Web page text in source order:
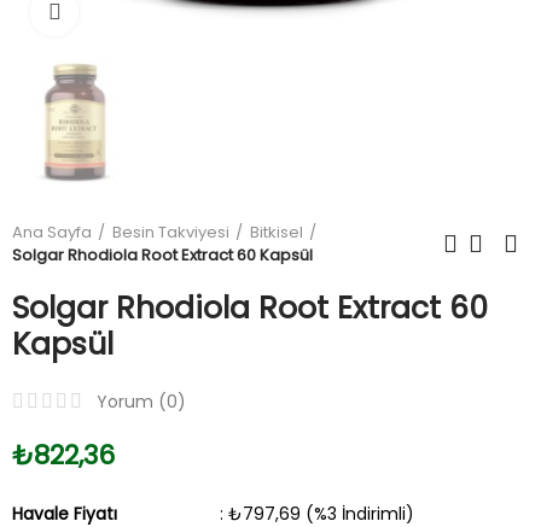
Ana Sayfa Besin Takviyesi
Bitkisel
Solgar Rhodiola Root Extract 60 Kapsül
Solgar Rhodiola Root Extract 60
Kapsül
Yorum (0)
₺822,36
Havale Fiyatı
: ₺797,69 (%3 İndirimli)